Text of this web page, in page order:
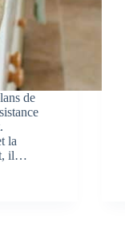
de
la
il…